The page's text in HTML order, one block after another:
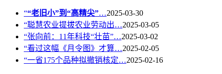
““老旧小”到“高精尖”…2025-03-30
“聪慧农业提拔农业劳动出…2025-03-05
“张向前：11年科技“壮苗”…2025-03-02
“看过这幅《月令图》才算…2025-02-05
“一省175个品种拟撤销核定…2025-02-16